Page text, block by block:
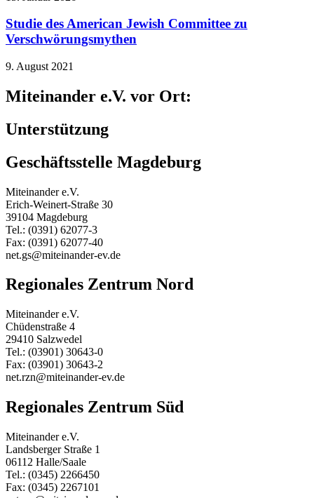
Studie des American Jewish Committee zu
Verschwörungsmythen
9. August 2021
Miteinander e.V. vor Ort:
Unterstützung
Geschäftsstelle Magdeburg
Miteinander e.V.
Erich-Weinert-Straße 30
39104 Magdeburg
Tel.: (0391) 62077-3
Fax: (0391) 62077-40
net.gs@miteinander-ev.de
Regionales Zentrum Nord
Miteinander e.V.
Chüdenstraße 4
29410 Salzwedel
Tel.: (03901) 30643-0
Fax: (03901) 30643-2
net.rzn@miteinander-ev.de
Regionales Zentrum Süd
Miteinander e.V.
Landsberger Straße 1
06112 Halle/Saale
Tel.: (0345) 2266450
Fax: (0345) 2267101